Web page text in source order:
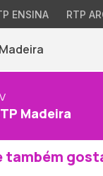
ENSINA RTP
Madeira
também